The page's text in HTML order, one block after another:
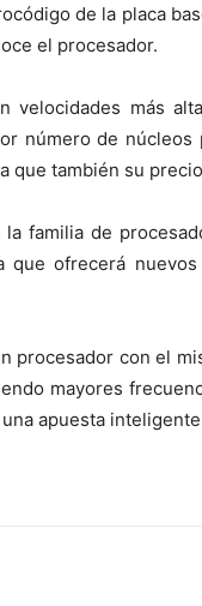
de la placa
el procesador.
velocidades más
número de núcleos
que también su
familia de
ofrecerá
procesador con el
mayores
apuesta